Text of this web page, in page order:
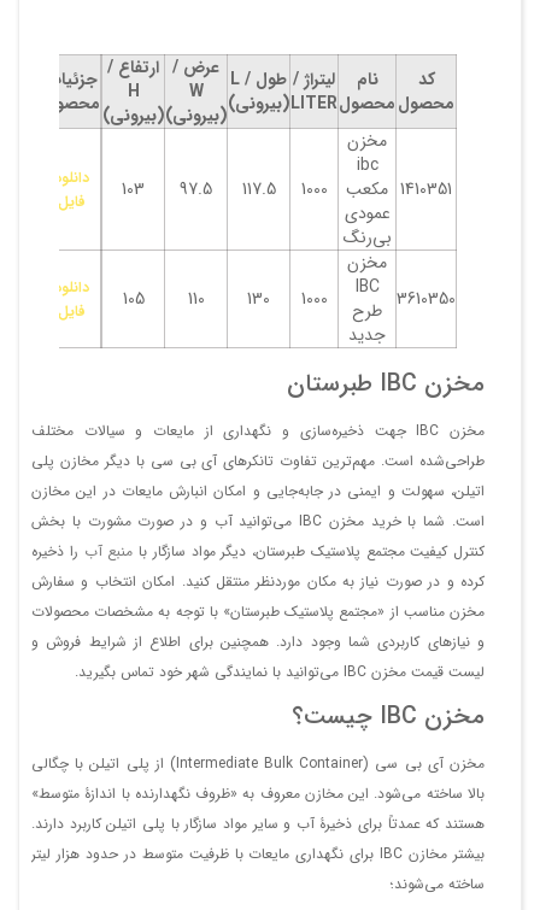
کد
محصول
نام
محصول
لیتراژ /
LITER
طول / L
(بیرونی)
عرض /
W
(بیرونی)
ارتفاع /
H
(بیرونی)
جزئیات
محصول
1410351
مخزن
ibc
مکعب
عمودی
بی‌رنگ
1000
117.5
97.5
103
دانلود
فایل
3610350
مخزن
IBC
طرح
جدید
1000
130
110
105
دانلود
فایل
مخزن IBC طبرستان
مخزن IBC جهت ذخیره‌سازی و نگهداری از مایعات و سیالات مختلف
طراحی‌شده است. مهم‌ترین تفاوت تانکرهای آی بی سی با دیگر مخازن پلی
اتیلن، سهولت و ایمنی در جابه‌جایی و امکان انبارش مایعات در این مخازن
است. شما با خرید مخزن IBC می‌توانید آب و در صورت مشورت با بخش
کنترل کیفیت مجتمع پلاستیک طبرستان، دیگر مواد سازگار با منبع آب را ذخیره
کرده و در صورت نیاز به مکان موردنظر منتقل کنید. امکان انتخاب و سفارش
مخزن مناسب از «مجتمع پلاستیک طبرستان» با توجه به مشخصات محصولات
و نیازهای کاربردی شما وجود دارد. همچنین برای اطلاع از شرایط فروش و
لیست قیمت مخزن IBC می‌توانید با نمایندگی شهر خود تماس بگیرید.
مخزن IBC چیست؟
مخزن آی بی سی (Intermediate Bulk Container) از پلی اتیلن با چگالی
بالا ساخته می‌شود. این مخازن معروف به «ظروف نگهدارنده با اندازۀ متوسط»
هستند که عمدتاً برای ذخیرۀ آب و سایر مواد سازگار با پلی اتیلن کاربرد دارند.
بیشتر مخازن IBC برای نگهداری مایعات با ظرفیت متوسط در حدود هزار لیتر
ساخته می‌شوند؛